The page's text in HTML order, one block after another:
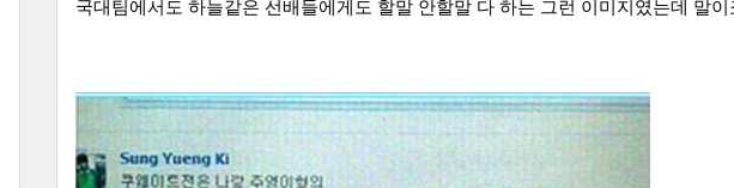
국대팀에서도 하늘같은 선배들에게도 할말 안할말 다 하는 그런 이미지였는데 말이